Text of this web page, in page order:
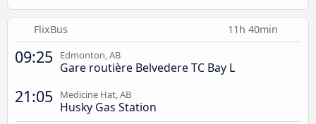
FlixBus 11h 40min
09:25 Edmonton, AB
Gare routière Belvedere TC Bay L
21:05 Medicine Hat, AB
Husky Gas Station